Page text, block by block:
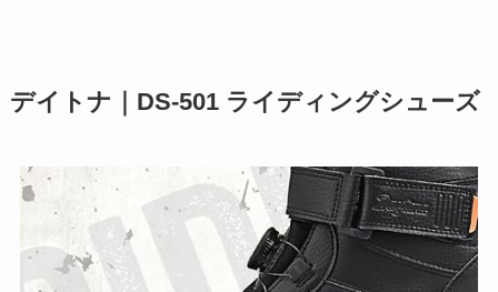
デイトナ｜DS-501 ライディングシューズ